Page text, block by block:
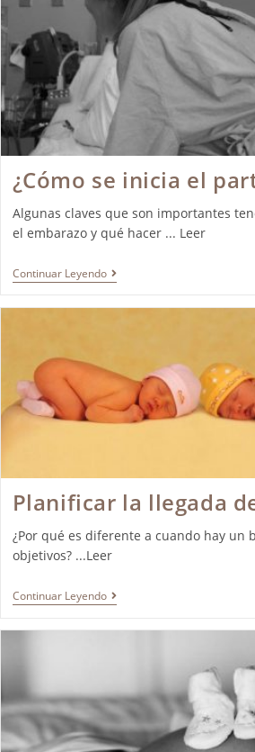
¿Cómo se inicia el
Algunas claves que son importantes
el embarazo y qué hacer ... Leer
Continuar Leyendo
Planificar la llegada
¿Por qué es diferente a cuando hay un
objetivos? ...Leer
Continuar Leyendo